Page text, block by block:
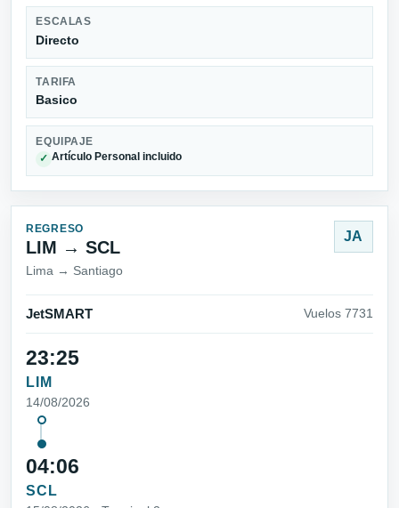
ESCALAS
Directo
TARIFA
Basico
EQUIPAJE
✓ Artículo Personal incluido
REGRESO
LIM → SCL
Lima → Santiago
JA
JetSMART Vuelos 7731
23:25
LIM
14/08/2026
04:06
SCL